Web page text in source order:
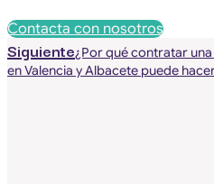
Contacta con nosotros
Siguiente¿Por qué contratar
en Valencia y Albacete puede